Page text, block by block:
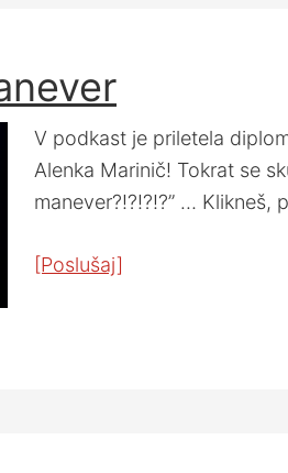
V podkast je priletela
Alenka Marinič! Tokrat se
manever?!?!?!?” … Klikneš,
[Poslušaj]